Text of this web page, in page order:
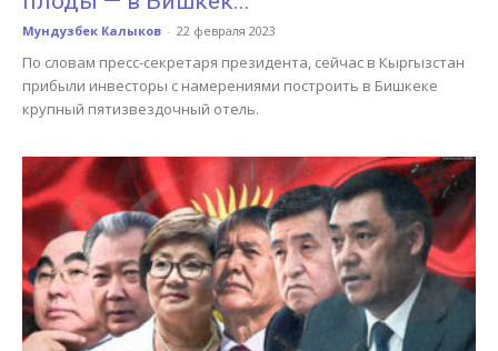
Мундузбек Калыков - 22 февраля 2023
По словам пресс-секретаря президента, сейчас в Кыргызстан
прибыли инвесторы с намерениями построить в Бишкеке
крупный пятизвездочный отель.